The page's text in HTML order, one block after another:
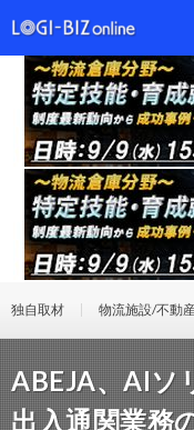
独自取材 物流施設/不動
ABEJA、AIソ
出入通関業務